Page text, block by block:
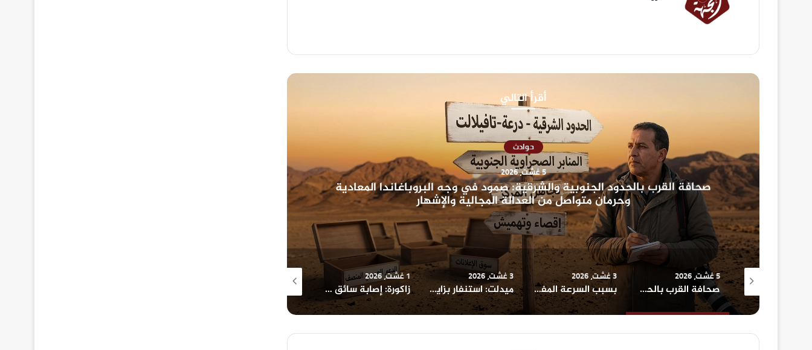
أقرأ التالي
حوادث
5 غشت، 2026
صحافة القرب بالحدود الجنوبية والشرقية: صمود في وجه البروباغاندا المعادية
وحرمان متواصل من العدالة المجالية والإشهار
عاجل…الرشيدية: استنفار أمني بعد العثور على جثة جندي عشريني داخل منزله
5 غشت، 2026
صحافة القرب بالحدود الجنوبية والشرقية: صمود في وجه البروباغاندا المعادية وحرمان متواصل من العدالة المجالية والإشهار
3 غشت، 2026
بسبب السرعة المفرطة..نائب رئيس مجلس الجهة يرسل شخصين الى مستعجلات المستشفى الاقليمي بميدلت
3 غشت، 2026
ميدلت: استنفار بزايدة بعد اندلاع حريق قرب واد ملوية وتدخل محكم يمنع وقوع كارثة
1 غشت، 2026
زاكورة: إصابة سائق إثر انقلاب شاحنة محملة بالتبن على الطريق الجبلية بأيت ساون
1 غشت، 2026